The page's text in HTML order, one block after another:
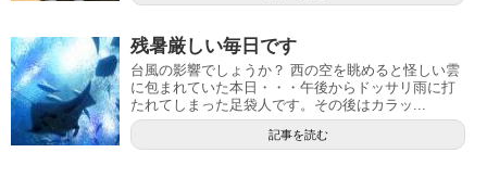
残暑厳しい毎日です
台風の影響でしょうか？ 西の空を眺めると怪しい雲
に包まれていた本日・・・午後からドッサリ雨に打
たれてしまった足袋人です。その後はカラッ...
記事を読む